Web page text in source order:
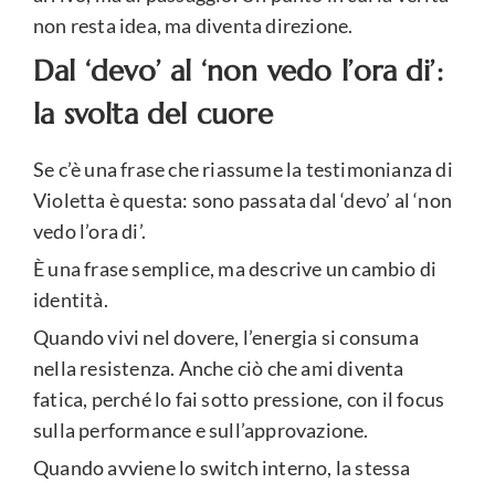
non resta idea, ma diventa direzione.
Dal ‘devo’ al ‘non vedo l’ora di’:
la svolta del cuore
Se c’è una frase che riassume la testimonianza di
Violetta è questa: sono passata dal ‘devo’ al ‘non
vedo l’ora di’.
È una frase semplice, ma descrive un cambio di
identità.
Quando vivi nel dovere, l’energia si consuma
nella resistenza. Anche ciò che ami diventa
fatica, perché lo fai sotto pressione, con il focus
sulla performance e sull’approvazione.
Quando avviene lo switch interno, la stessa